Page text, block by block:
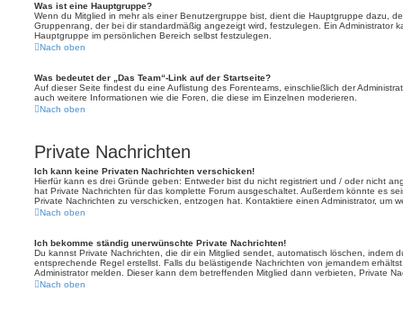
Was ist eine Hauptgruppe?
Wenn du Mitglied in mehr als einer Benutzergruppe bist, dient die Hauptgruppe dazu,
Gruppenrang, der bei dir standardmäßig angezeigt wird, festzulegen. Ein Administrator
Hauptgruppe im persönlichen Bereich selbst festzulegen.
Nach oben
Was bedeutet der „Das Team“-Link auf der Startseite?
Auf dieser Seite findest du eine Auflistung des Forenteams, einschließlich der
auch weitere Informationen wie die Foren, die diese im Einzelnen moderieren.
Nach oben
Private Nachrichten
Ich kann keine Privaten Nachrichten verschicken!
Hierfür kann es drei Gründe geben: Entweder bist du nicht registriert und / oder nicht
hat Private Nachrichten für das komplette Forum ausgeschaltet. Außerdem könnte es
Private Nachrichten zu verschicken, entzogen hat. Kontaktiere einen Administrator, um
Nach oben
Ich bekomme ständig unerwünschte Private Nachrichten!
Du kannst Private Nachrichten, die dir ein Mitglied sendet, automatisch löschen, indem
entsprechende Regel erstellst. Falls du belästigende Nachrichten von jemandem
Administrator melden. Dieser kann dem betreffenden Mitglied dann verbieten, Private
Nach oben